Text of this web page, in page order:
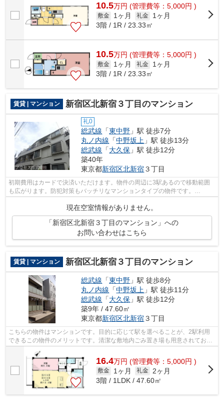
10.5万円 (管理費等：5,000円 )
敷金 1ヶ月 礼金
1ヶ月
3階 / 1R / 23.33㎡
10.5万円 (管理費等：5,000円 )
敷金 1ヶ月 礼金
1ヶ月
3階 / 1R / 23.33㎡
賃貸 | マンション 新宿区北新宿３丁目のマンション
礼0
総武線 「東中野 」駅 徒歩7分
丸ノ内線 「中野坂上 」駅 徒歩13分
総武線 「大久保 」駅 徒歩12分
築40年
東京都新宿区北新宿３丁目
初期費用はカードで決済いただけます。物件の周辺に3駅あるので移動範囲
も広がります。防犯対策もバッチリなマンションタイプの物件です。
現在空室情報がありません。
「新宿区北新宿３丁目のマンション」への
お問い合わせはこちら
賃貸 | マンション 新宿区北新宿３丁目のマンション
総武線 「東中野 」駅 徒歩8分
丸ノ内線 「中野坂上 」駅 徒歩11分
総武線 「大久保 」駅 徒歩12分
築9年 / 47.60㎡
東京都新宿区北新宿３丁目
こちらの物件はマンションです。目的に応じて駅を選べることが、2駅利用
できるこの物件のメリットです。清潔な敷地内ごみ置き場も用意されており
16.4万円 (管理費等：5,000円 )
敷金 1ヶ月 礼金
2ヶ月
3階 / 1LDK / 47.60㎡